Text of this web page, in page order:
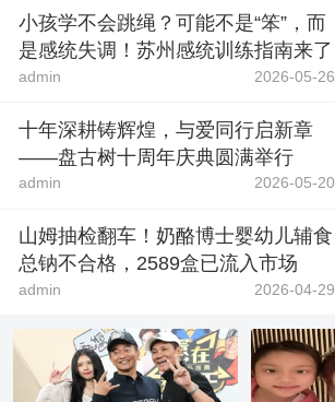
小孩学不会跳绳？可能不是“笨”，而
是感统失调！苏州感统训练指南来了
admin 2026-05-26
十年深耕铸辉煌，与爱同行启新章
——盘古树十周年庆典圆满举行
admin 2026-05-20
山姆抽检翻车！奶酪博士婴幼儿辅食
总钠不合格，2589盒已流入市场
admin 2026-04-29